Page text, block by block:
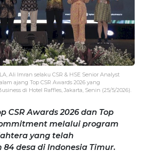
Ali Imran selaku CSR & HSE Senior Analyst
ajang Top CSR Awards 2026 yang
di Hotel Raffles, Jakarta, Senin (25/5/2026).
CSR Awards 2026 dan Top
melalui program
yang telah
desa di Indonesia Timur.